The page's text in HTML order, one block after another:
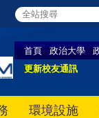
首頁 政治大學
更新校友通訊
環境設施